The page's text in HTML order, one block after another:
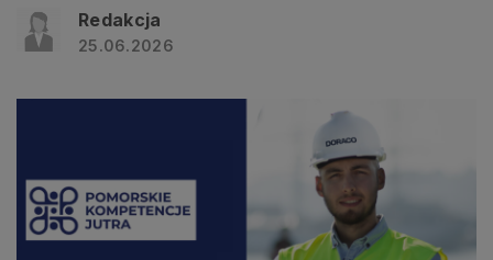
Redakcja
25.06.2026